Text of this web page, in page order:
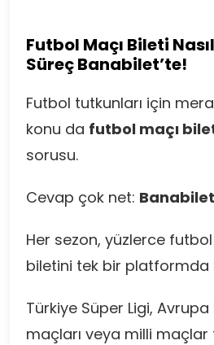
Futbol Maçı Bileti
Süreç Banabilet’te!
Futbol tutkunları için
konu da futbol maçı
sorusu.
Cevap çok net: Banabilet
Her sezon, yüzlerce futbol
biletini tek bir platformda
Türkiye Süper Ligi, Avrupa
maçları veya milli